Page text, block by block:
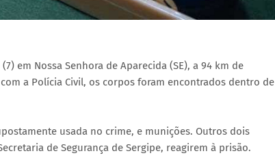
em Nossa Senhora de Aparecida (SE), a 94 km de
a Polícia Civil, os corpos foram encontrados dentro de
usada no crime, e munições. Outros dois
de Segurança de Sergipe, reagirem à prisão.